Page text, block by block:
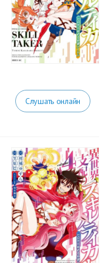
Слушать онлайн